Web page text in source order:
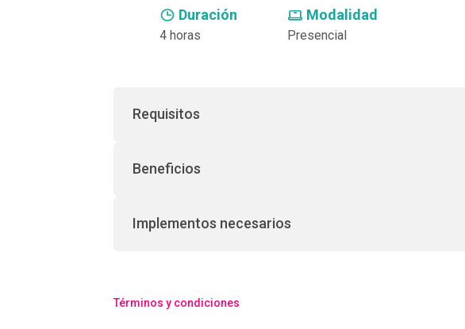
Duración
4 horas
Modalidad
Presencial
Requisitos
Beneficios
Implementos necesarios
Términos y condiciones